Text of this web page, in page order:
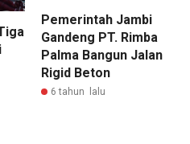
Pemerintah Jambi
Gandeng PT. Rimba
Palma Bangun Jalan
Rigid Beton
6 tahun lalu